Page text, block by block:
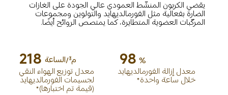
يقضي الكربون المنشّط العمودي عالي الجودة على الغازات
الضارة بفعالية مثل الفورمالديهايد والتولوين ومجموعات
المركّبات العضوية المتطايرة، كما يمتصص الروائح أيضًا.
218
م³/الساعة
معدل توزيع الهواء النقي
لجسيمات الفورمالديهايد
(قيمة تم اختبارها)*
98 %
معدل إزالة الفورمالديهايد
خلال ساعة واحدة*